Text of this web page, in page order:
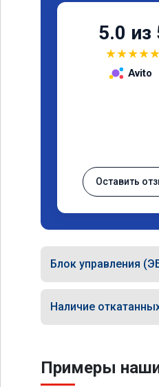
5.0 из
★★★★★
Avito
Оставить
Блок управления
Наличие
Примеры